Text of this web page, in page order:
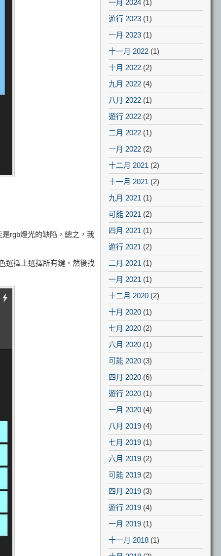
rgb燈光的缺陷，總之，我
選擇上選擇所有鍵，然後找
一月 2024 (1)
遊行 2023 (1)
一月 2023 (1)
十一月 2022 (1)
十月 2022 (2)
九月 2022 (4)
八月 2022 (1)
遊行 2022 (2)
二月 2022 (1)
一月 2022 (2)
十二月 2021 (2)
十一月 2021 (2)
九月 2021 (1)
可能 2021 (2)
四月 2021 (1)
遊行 2021 (2)
二月 2021 (1)
一月 2021 (1)
十二月 2020 (2)
十月 2020 (1)
七月 2020 (2)
六月 2020 (1)
可能 2020 (3)
四月 2020 (6)
遊行 2020 (1)
一月 2020 (4)
八月 2019 (4)
七月 2019 (1)
六月 2019 (2)
可能 2019 (2)
四月 2019 (3)
遊行 2019 (4)
一月 2019 (1)
十一月 2018 (1)